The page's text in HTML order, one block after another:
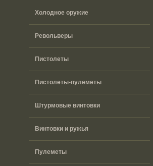
Холодное оружие
Револьверы
Пистолеты
Пистолеты-пулеметы
Штурмовые винтовки
Винтовки и ружья
Пулеметы